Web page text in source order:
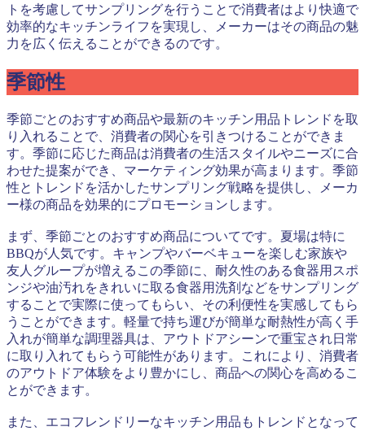
トを考慮してサンプリングを行うことで消費者はより快適で
効率的なキッチンライフを実現し、メーカーはその商品の魅
力を広く伝えることができるのです。
季節性
季節ごとのおすすめ商品や最新のキッチン用品トレンドを取
り入れることで、消費者の関心を引きつけることができま
す。季節に応じた商品は消費者の生活スタイルやニーズに合
わせた提案ができ、マーケティング効果が高まります。季節
性とトレンドを活かしたサンプリング戦略を提供し、メーカ
ー様の商品を効果的にプロモーションします。
まず、季節ごとのおすすめ商品についてです。夏場は特に
BBQが人気です。キャンプやバーベキューを楽しむ家族や
友人グループが増えるこの季節に、耐久性のある食器用スポ
ンジや油汚れをきれいに取る食器用洗剤などをサンプリング
することで実際に使ってもらい、その利便性を実感してもら
うことができます。軽量で持ち運びが簡単な耐熱性が高く手
入れが簡単な調理器具は、アウトドアシーンで重宝され日常
に取り入れてもらう可能性があります。これにより、消費者
のアウトドア体験をより豊かにし、商品への関心を高めるこ
とができます。
また、エコフレンドリーなキッチン用品もトレンドとなって